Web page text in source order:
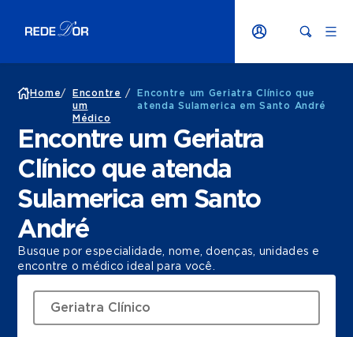
Home/
Encontre
um
Médico
/
Encontre um Geriatra Clínico que
atenda Sulamerica em Santo André
Encontre um Geriatra
Clínico que atenda
Sulamerica em Santo
André
Busque por especialidade, nome, doenças, unidades e
encontre o médico ideal para você.